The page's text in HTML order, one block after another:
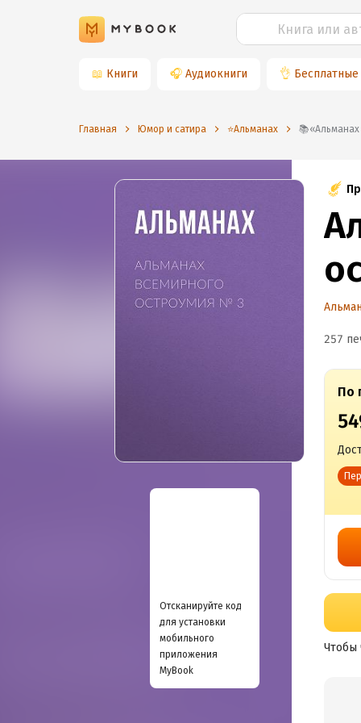
📖 Книги 🎧 Аудиокниги 👌 Бесплатные
Главная Юмор и сатира ⭐️Альманах
Отсканируйте код
для установки
мобильного
приложения
MyBook
257
По
Чтобы